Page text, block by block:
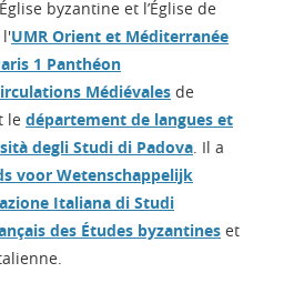
byzantine et l’Église de
l'UMR Orient et Méditerranée
1 Panthéon
Médiévales de
le département de langues et
degli Studi di Padova. Il a
voor Wetenschappelijk
Italiana di Studi
des Études byzantines et